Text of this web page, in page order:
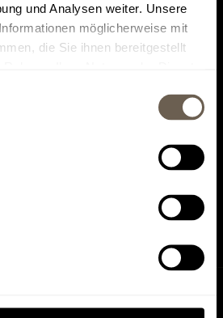
und Analysen weiter. Unsere
möglicherweise mit
die Sie ihnen bereitgestellt
Trovateci su
Richiesta